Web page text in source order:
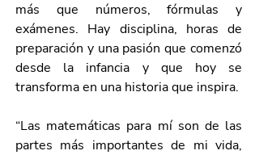
más que números, fórmulas y
exámenes. Hay disciplina, horas de
preparación y una pasión que comenzó
desde la infancia y que hoy se
transforma en una historia que inspira.
“Las matemáticas para mí son de las
partes más importantes de mi vida,